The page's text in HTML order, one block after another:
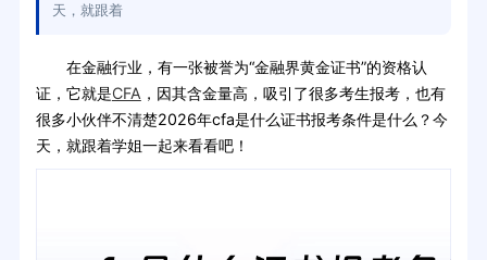
天，就跟着
在金融行业，有一张被誉为“金融界黄金证书”的资格认
证，它就是CFA ，因其含金量高，吸引了很多考生报考，也有
很多小伙伴不清楚2026年cfa是什么证书报考条件是什么？今
天，就跟着学姐一起来看看吧！